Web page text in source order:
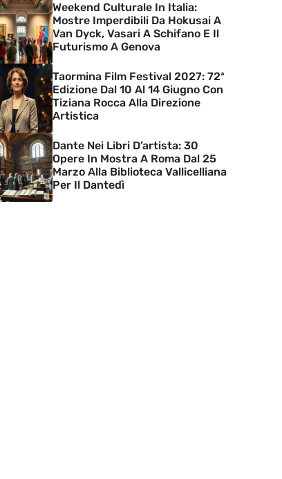
Weekend Culturale In Italia:
Mostre Imperdibili Da Hokusai A
Van Dyck, Vasari A Schifano E Il
Futurismo A Genova
Taormina Film Festival 2027: 72ª
Edizione Dal 10 Al 14 Giugno Con
Tiziana Rocca Alla Direzione
Artistica
Dante Nei Libri D’artista: 30
Opere In Mostra A Roma Dal 25
Marzo Alla Biblioteca Vallicelliana
Per Il Dantedì